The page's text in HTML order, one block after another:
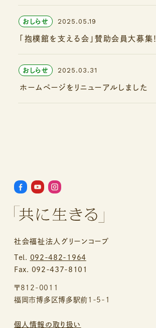
おしらせ 2025.05.19
「抱樸館を支える会」賛助会員大募集！
おしらせ 2025.03.31
ホームページをリニューアルしました
社会福祉法人グリーンコープ
Tel. 092-482-1964
Fax. 092-437-8101
〒812-0011
福岡市博多区博多駅前1-5-1
個人情報の取り扱い